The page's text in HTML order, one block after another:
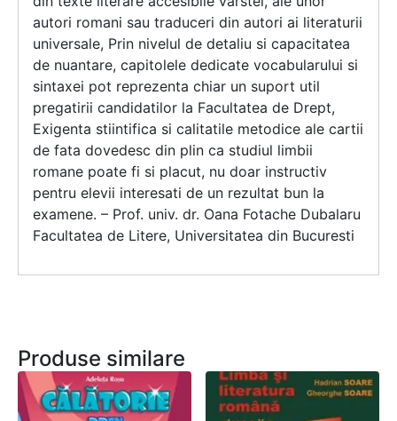
autori romani sau traduceri din autori ai literaturii
universale, Prin nivelul de detaliu si capacitatea
de nuantare, capitolele dedicate vocabularului si
sintaxei pot reprezenta chiar un suport util
pregatirii candidatilor la Facultatea de Drept,
Exigenta stiintifica si calitatile metodice ale cartii
de fata dovedesc din plin ca studiul limbii
romane poate fi si placut, nu doar instructiv
pentru elevii interesati de un rezultat bun la
examene. – Prof. univ. dr. Oana Fotache Dubalaru
Facultatea de Litere, Universitatea din Bucuresti
Produse similare